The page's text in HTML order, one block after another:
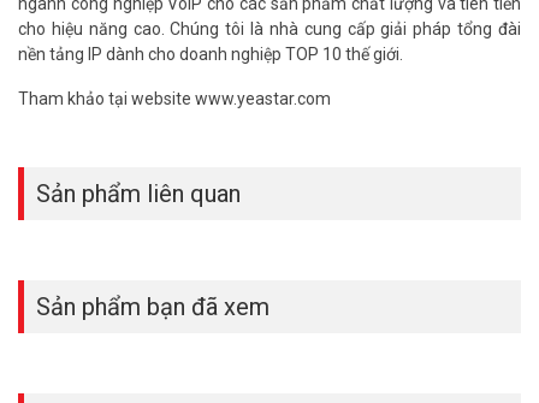
cho hiệu năng cao. Chúng tôi là nhà cung cấp giải pháp tổng đài
nền tảng IP dành cho doanh nghiệp TOP 10 thế giới.
Tham khảo tại website www.yeastar.com
Sản phẩm liên quan
Sản phẩm bạn đã xem